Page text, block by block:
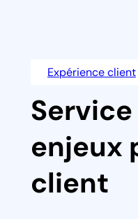
Expérience client
enjeux
client